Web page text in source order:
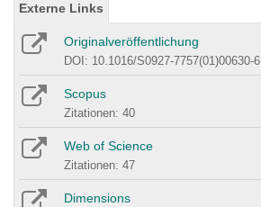
Externe Links
Originalveröffentlichung
DOI: 10.1016/S0927-7757(01)00630-6
Scopus
Zitationen: 40
Web of Science
Zitationen: 47
Dimensions